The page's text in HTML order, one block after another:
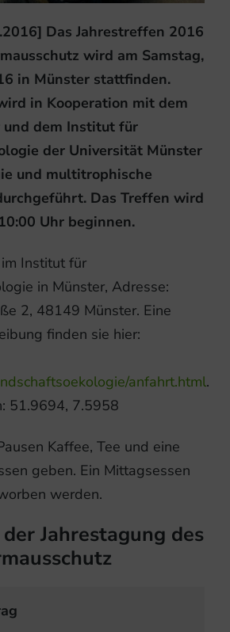
Das Jahrestreffen 2016
wird am Samstag,
in Münster stattfinden.
in Kooperation mit dem
und dem Institut für
der Universität Münster
und multitrophische
Das Treffen wird
Uhr beginnen.
Institut für
in Münster, Adresse:
2, 48149 Münster. Eine
finden sie hier:
anfahrt.html.
51.9694, 7.5958
Kaffee, Tee und eine
geben. Ein Mittagsessen
werden.
Jahrestagung des